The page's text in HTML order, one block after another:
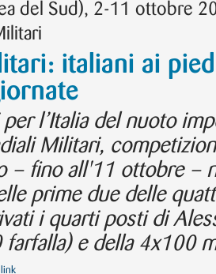
del Sud), 2-11 ottobre
italiani ai
l’Italia del nuoto
Militari,
– fino all'11 ottobre –
prime due delle
i quarti posti di
farfalla) e della 4x100